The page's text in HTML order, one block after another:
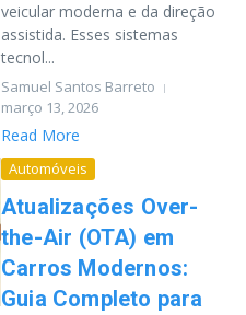
veicular moderna e da direção
assistida. Esses sistemas
tecnol...
Samuel Santos Barreto
março 13, 2026
Read More
Automóveis
Atualizações Over-
the-Air (OTA) em
Carros Modernos:
Guia Completo para